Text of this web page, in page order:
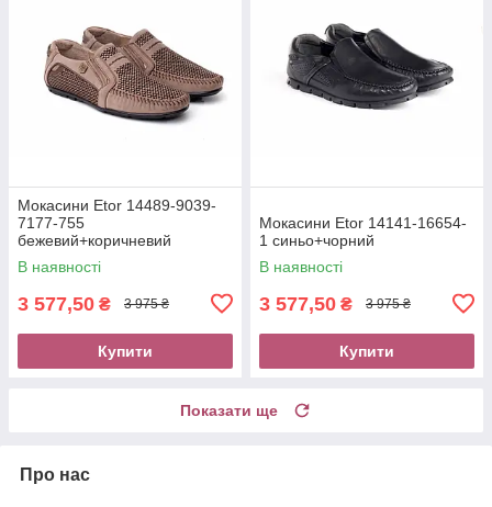
Мокасини Etor 14489-9039-
7177-755
бежевий+коричневий
В наявності
3 577,50 ₴ 3 975 ₴
Купити
Мокасини Etor 14141-16654-
1 синьо+чорний
В наявності
3 577,50 ₴ 3 975 ₴
Купити
Показати ще
Про нас